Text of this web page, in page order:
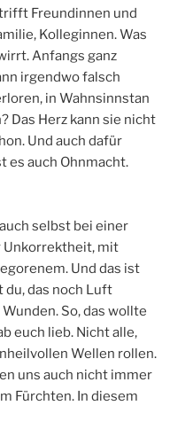
Freundinnen und
Kolleginnen. Was
Anfangs ganz
irgendwo falsch
in Wahnsinnstan
Das Herz kann sie nicht
Und auch dafür
es auch Ohnmacht.
selbst bei einer
Unkorrektheit, mit
Und das ist
du, das noch Luft
So, das wollte
euch lieb. Nicht alle,
Wellen rollen.
uns auch nicht immer
Fürchten. In diesem